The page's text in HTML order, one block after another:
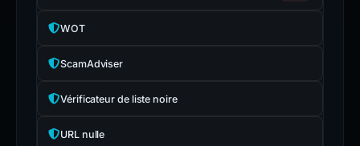
WOT
ScamAdviser
Vérificateur de liste noire
URL nulle